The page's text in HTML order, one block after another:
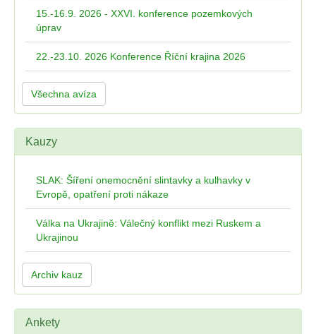
15.-16.9. 2026 - XXVI. konference pozemkových
úprav
22.-23.10. 2026 Konference Říční krajina 2026
Všechna avíza
Kauzy
SLAK: Šíření onemocnění slintavky a kulhavky v
Evropě, opatření proti nákaze
Válka na Ukrajině: Válečný konflikt mezi Ruskem a
Ukrajinou
Archiv kauz
Ankety